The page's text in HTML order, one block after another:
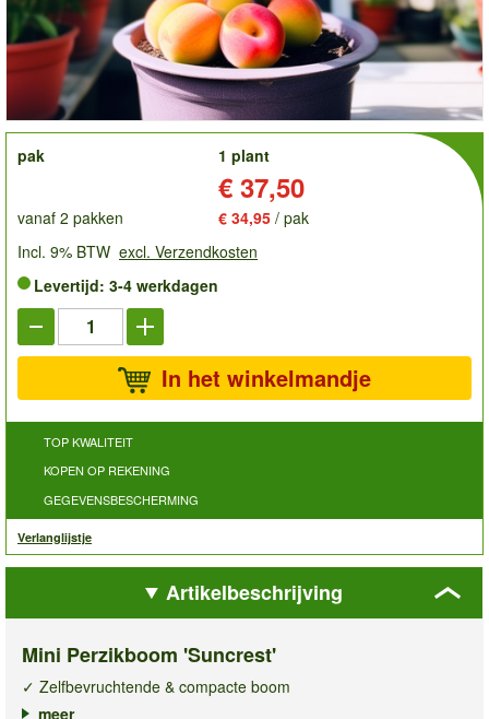
order
pak
1 plant
€ 37,50
vanaf 2 pakken € 34,95 / pak
Incl. 9% BTW excl. Verzendkosten
Levertijd: 3-4 werkdagen
In het winkelmandje
TOP KWALITEIT
KOPEN OP REKENING
GEGEVENSBESCHERMING
Verlanglijstje
Artikelbeschrijving
Mini Perzikboom 'Suncrest'
✓ Zelfbevruchtende & compacte boom
✓ Zoete, sappige, aromatische perziken
meer